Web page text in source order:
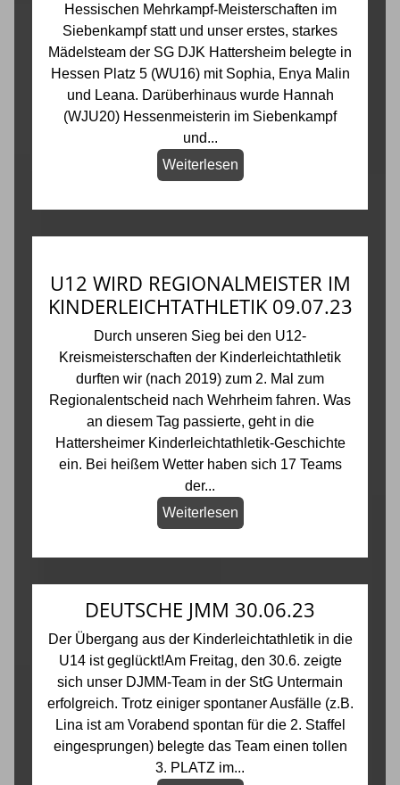
Hessischen Mehrkampf-Meisterschaften im
Siebenkampf statt und unser erstes, starkes
Mädelsteam der SG DJK Hattersheim belegte in
Hessen Platz 5 (WU16) mit Sophia, Enya Malin
und Leana. Darüberhinaus wurde Hannah
(WJU20) Hessenmeisterin im Siebenkampf
und...
Weiterlesen
U12 WIRD REGIONALMEISTER IM
KINDERLEICHTATHLETIK 09.07.23
Durch unseren Sieg bei den U12-
Kreismeisterschaften der Kinderleichtathletik
durften wir (nach 2019) zum 2. Mal zum
Regionalentscheid nach Wehrheim fahren. Was
an diesem Tag passierte, geht in die
Hattersheimer Kinderleichtathletik-Geschichte
ein. Bei heißem Wetter haben sich 17 Teams
der...
Weiterlesen
DEUTSCHE JMM 30.06.23
Der Übergang aus der Kinderleichtathletik in die
U14 ist geglückt!Am Freitag, den 30.6. zeigte
sich unser DJMM-Team in der StG Untermain
erfolgreich. Trotz einiger spontaner Ausfälle (z.B.
Lina ist am Vorabend spontan für die 2. Staffel
eingesprungen) belegte das Team einen tollen
3. PLATZ im...